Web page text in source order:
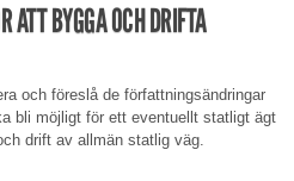
ATT BYGGA OCH DRIFTA
och föreslå de författningsändringar
bli möjligt för ett eventuellt statligt ägt
drift av allmän statlig väg.